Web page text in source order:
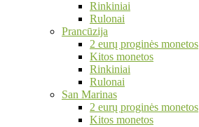
Rinkiniai
Rulonai
Prancūzija
2 eurų proginės monetos
Kitos monetos
Rinkiniai
Rulonai
San Marinas
2 eurų proginės monetos
Kitos monetos